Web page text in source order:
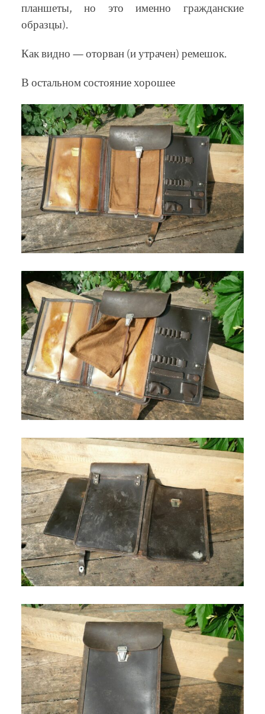
планшеты, но это именно гражданские
образцы).
Как видно — оторван (и утрачен) ремешок.
В остальном состояние хорошее